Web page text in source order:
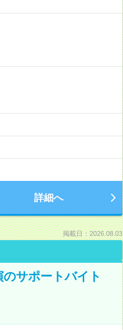
詳細へ
掲載日：2026.08.03
サポートバイト